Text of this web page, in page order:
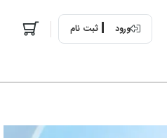
ورود ثبت نام